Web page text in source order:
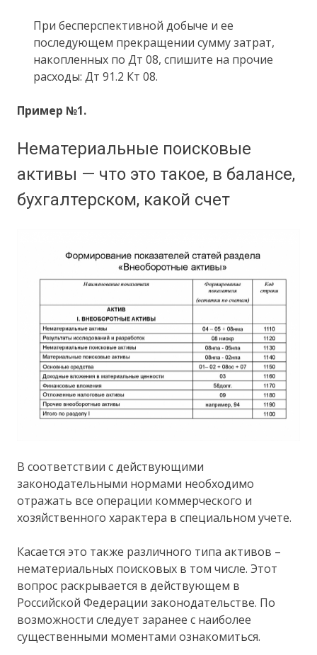
При бесперспективной добыче и ее
последующем прекращении сумму затрат,
накопленных по Дт 08, спишите на прочие
расходы: Дт 91.2 Кт 08.
Пример №1.
Нематериальные поисковые
активы — что это такое, в балансе,
бухгалтерском, какой счет
В соответствии с действующими
законодательными нормами необходимо
отражать все операции коммерческого и
хозяйственного характера в специальном учете.
Касается это также различного типа активов –
нематериальных поисковых в том числе. Этот
вопрос раскрывается в действующем в
Российской Федерации законодательстве. По
возможности следует заранее с наиболее
существенными моментами ознакомиться.